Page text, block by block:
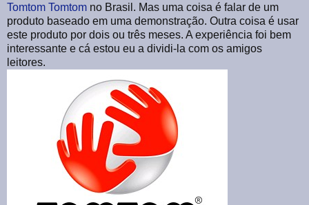
Tomtom Tomtom no Brasil. Mas uma coisa é falar de um
produto baseado em uma demonstração. Outra coisa é usar
este produto por dois ou três meses. A experiência foi bem
interessante e cá estou eu a dividi-la com os amigos
leitores.